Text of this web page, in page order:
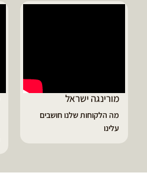
מורינגה ישראל
מה הלקוחות שלנו חושבים
עלינו